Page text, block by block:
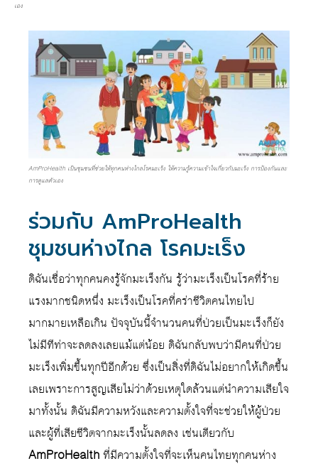
เอง
AmProHealth เป็นชุมชนที่ช่วยให้ทุกคนห่างไกลโรคมะเร็ง ให้ความรู้ความเข้าใจเกี่ยวกับมะเร็ง การป้องกันและ
การดูแลตัวเอง
ร่วมกับ AmProHealth
ชุมชนห่างไกล โรคมะเร็ง
ดิฉันเชื่อว่าทุกคนคงรู้จักมะเร็งกัน รู้ว่ามะเร็งเป็นโรคที่ร้าย
แรงมากชนิดหนึ่ง มะเร็งเป็นโรคที่คร่าชีวิตคนไทยไป
มากมายเหลือเกิน ปัจจุบันนี้จำนวนคนที่ป่วยเป็นมะเร็งก็ยัง
ไม่มีทีท่าจะลดลงเลยแม้แต่น้อย ดิฉันกลับพบว่ามีคนที่ป่วย
มะเร็งเพิ่มขึ้นทุกปีอีกด้วย ซึ่งเป็นสิ่งที่ดิฉันไม่อยากให้เกิดขึ้น
เลยเพราะการสูญเสียไม่ว่าด้วยเหตุใดล้วนแต่นำความเสียใจ
มาทั้งนั้น ดิฉันมีความหวังและความตั้งใจที่จะช่วยให้ผู้ป่วย
และผู้ที่เสียชีวิตจากมะเร็งนั้นลดลง เช่นเดียวกับ
AmProHealthที่มีความตั้งใจที่จะเห็นคนไทยทุกคนห่าง